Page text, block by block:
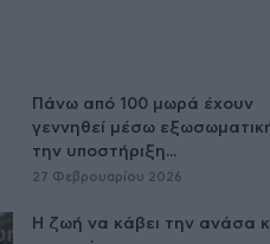
Πάνω από 100 μωρά έχουν
γεννηθεί μέσω
την υποστήριξη...
27 Φεβρουαρίου 2026
Η ζωή να κάβει την ανάσα